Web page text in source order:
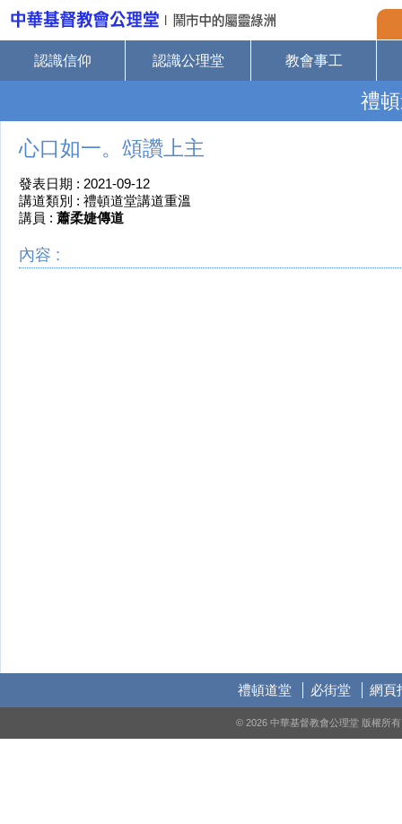
認識信仰 認識公理堂 教會事工
禮
心口如一。頌讚上主
發表日期 : 2021-09-12
講道類別 : 禮頓道堂講道重溫
講員 : 蕭柔婕傳道
內容 :
禮頓道堂 必街堂 網頁
© 2026 中華基督教會公理堂 版權所